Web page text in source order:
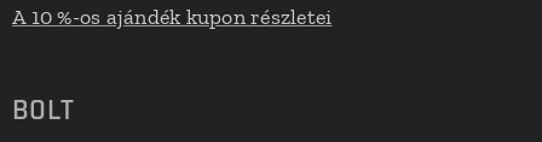
A 10 %-os ajándék kupon részletei
BOLT